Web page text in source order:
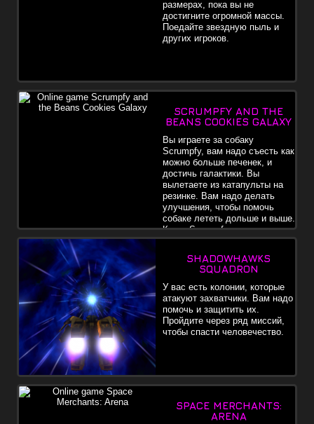
размерах, пока вы не
достигните огромной массы.
Поедайте звездную пыль и
других игроков.
SCRUMPFY AND THE
BEANS COOKIES GALAXY
Вы играете за собаку
Scrumpfy, вам надо съесть как
можно больше печенек, и
достичь галактики. Вы
вылетаете из катапульты на
резинке. Вам надо делать
улучшения, чтобы помочь
собаке лететь дольше и выше.
Когда Scrumpfy в воздухе, вы
можете перемещаться влево и вправо, чтобы собрать больше
печенья. Пробелом вы можете использовать ускорение ввиде
газов из зада, чтобы дать толчок и пролететь еще дальше.
Каждое ускорение использует одно печенье, и чем больше
печенья вы собираете, тем больше раз вы сможете ускориться.
Монеты можно использовать для покупки обновлений.
SHADOWHAWKS
SQUADRON
У вас есть колонии, которые
атакуют захватчики. Вам надо
помочь и защитить их.
Пройдите через ряд миссий,
чтобы спасти человечество.
SPACE MERCHANTS:
ARENA